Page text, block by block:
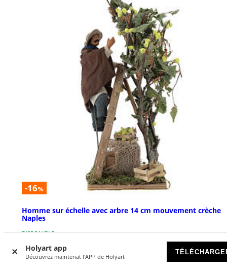
Holyart app
Découvrez maintenat l'APP de Holyart
-16%
Homme sur échelle avec arbre 14 cm mouvement crèche
Naples
DISPONIBLE
€ 149,00 € 177,00